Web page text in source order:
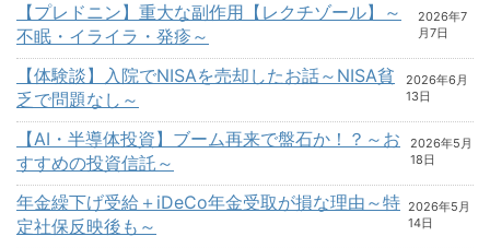
【プレドニン】重大な副作用【レクチゾール】～
不眠・イライラ・発疹～
2026年7
月7日
【体験談】入院でNISAを売却したお話～NISA貧
乏で問題なし～
2026年6月
13日
【AI・半導体投資】ブーム再来で盤石か！？～お
すすめの投資信託～
2026年5月
18日
年金繰下げ受給＋iDeCo年金受取が損な理由～特
定社保反映後も～
2026年5月
14日